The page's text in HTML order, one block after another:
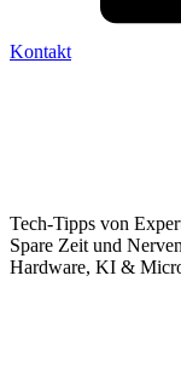
Kontakt
Tech-Tipps von
Spare Zeit und
Hardware, KI &